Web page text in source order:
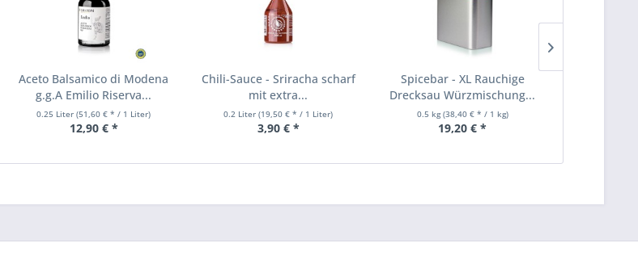
Aceto Balsamico di Modena
g.g.A Emilio Riserva...
0.25 Liter(51,60 € * / 1 Liter)
12,90 € *
Chili-Sauce - Sriracha scharf
mit extra...
0.2 Liter(19,50 € * / 1 Liter)
3,90 € *
Spicebar - XL Rauchige
Drecksau Würzmischung...
0.5 kg(38,40 € * / 1 kg)
19,20 € *